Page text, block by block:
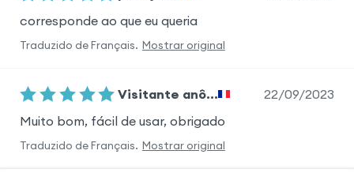
corresponde ao que eu queria
Traduzido deFrançais. Mostrar original
Visitante anô...
22/09/2023
Muito bom, fácil de usar, obrigado
Traduzido deFrançais. Mostrar original